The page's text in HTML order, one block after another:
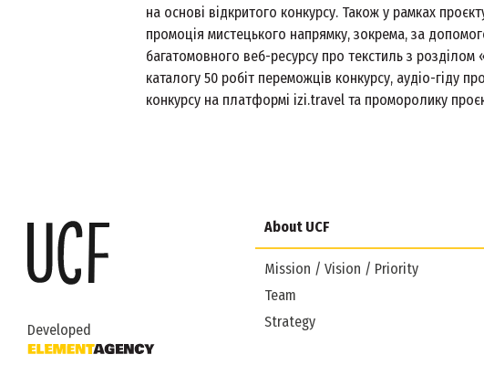
на основі відкритого конкурсу. Також у рамках
промоція мистецького напрямку, зокрема, за
багатомовного веб-ресурсу про текстиль з розділом
каталогу 50 робіт переможців конкурсу, аудіо-гіду
конкурсу на платформі izi.travel та проморолику
Developed
About UCF
Mission / Vision / Priority
Team
Strategy